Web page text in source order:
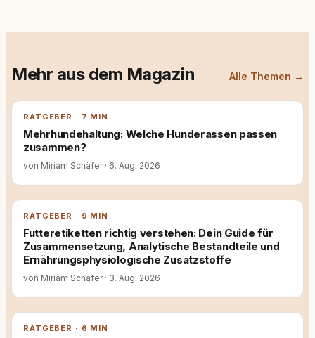
Mehr aus dem Magazin Alle Themen →
RATGEBER · 7 MIN
Mehrhundehaltung: Welche Hunderassen passen
zusammen?
von Miriam Schäfer · 6. Aug. 2026
RATGEBER · 9 MIN
Futteretiketten richtig verstehen: Dein Guide für
Zusammensetzung, Analytische Bestandteile und
Ernährungsphysiologische Zusatzstoffe
von Miriam Schäfer · 3. Aug. 2026
RATGEBER · 6 MIN